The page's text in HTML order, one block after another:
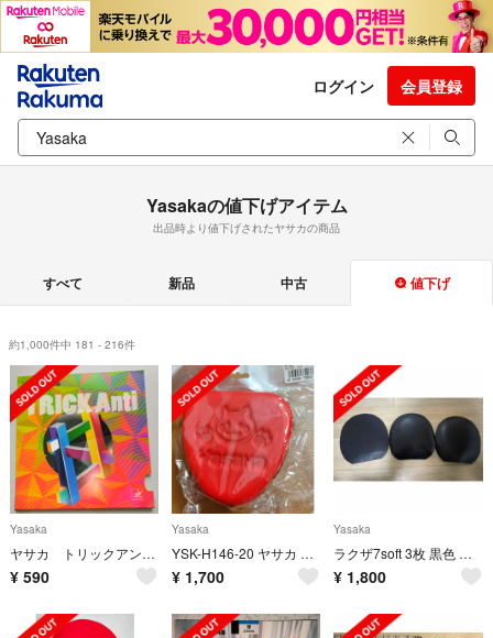
ログイン 会員登録
Yasakaの値下げアイテム
出品時より値下げされたヤサカの商品
すべて 新品 中古 値下げ
約1,000件中 181 - 216件
Yasaka
ヤサカ トリックアンチラバー
¥ 590
Yasaka
YSK-H146-20 ヤサカ にゃんこボールケースII レッド YaSaKa
¥ 1,700
Yasaka
ラクザ7soft 3枚 黒色 中厚
¥ 1,800